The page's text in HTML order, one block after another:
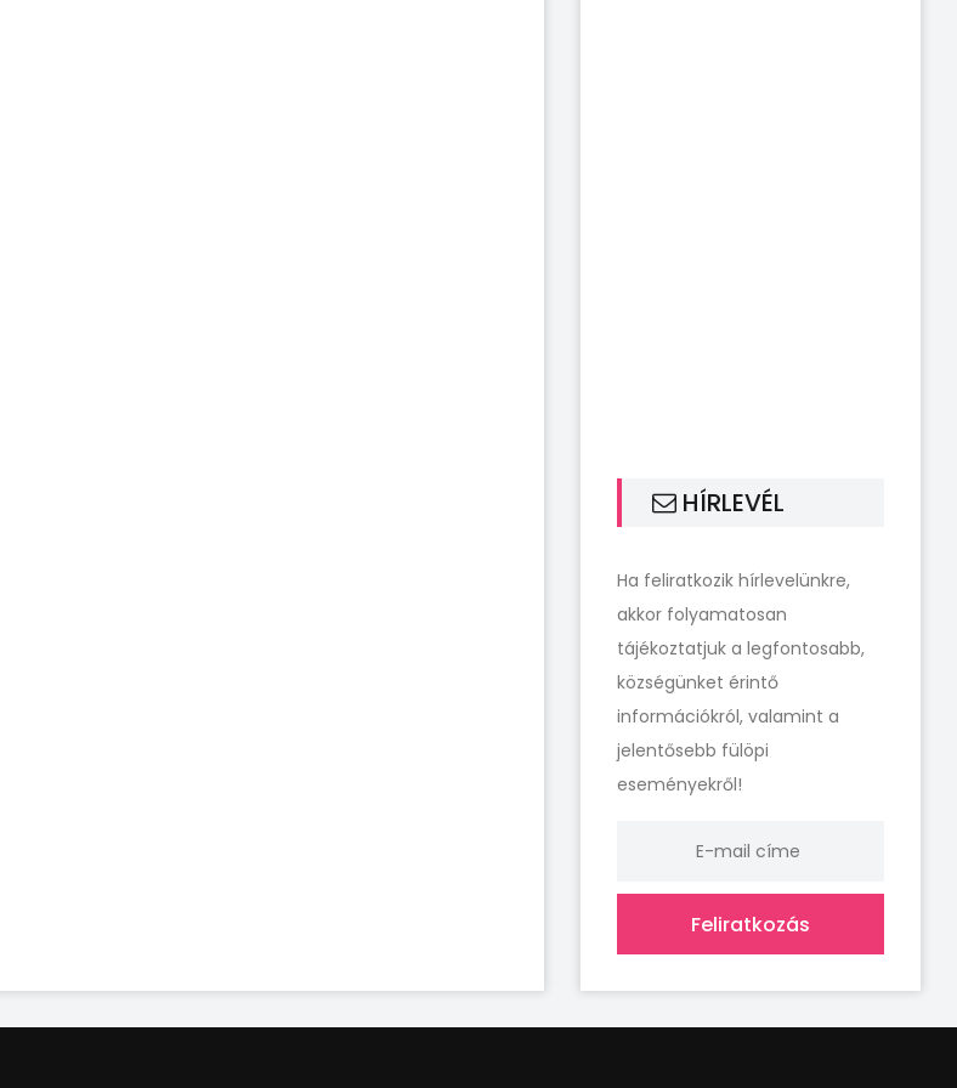
HÍRLEVÉL
Ha feliratkozik hírlevelünkre,
akkor folyamatosan
tájékoztatjuk a legfontosabb,
községünket érintő
információkról, valamint a
jelentősebb fülöpi
eseményekről!
Feliratkozás